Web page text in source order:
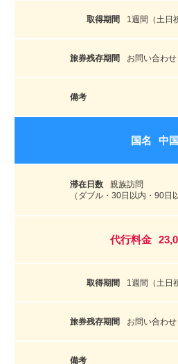
1週間（土日
お問い合わ
中国
親族訪問
（ダブル・30日以内・90日
1週間（土日
お問い合わ